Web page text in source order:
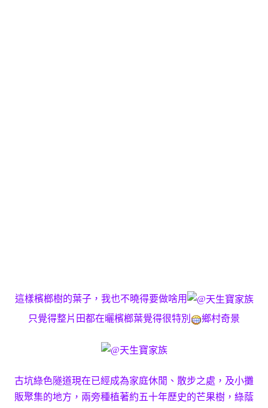
這樣檳榔樹的葉子，我也不曉得要做啥用
只覺得整片田都在曬檳榔葉覺得很特別
鄉村奇景
古坑綠色隧道現在已經成為家庭休閒、散步之處，及小攤
販聚集的地方，兩旁種植著約五十年歷史的芒果樹，綠蔭